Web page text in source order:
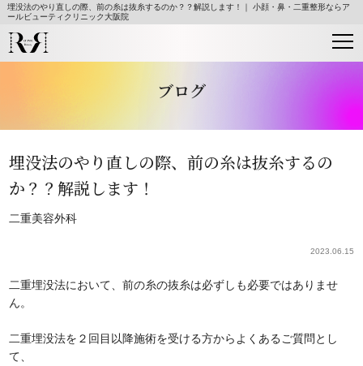
埋没法のやり直しの際、前の糸は抜糸するのか？？解説します！｜ 小顔・鼻・二重整形ならア
ールビューティクリニック大阪院
ブログ
埋没法のやり直しの際、前の糸は抜糸するの
か？？解説します！
二重美容外科
2023.06.15
二重埋没法において、前の糸の抜糸は必ずしも必要ではありませ
ん。
二重埋没法を２回目以降施術を受ける方からよくあるご質問とし
て、